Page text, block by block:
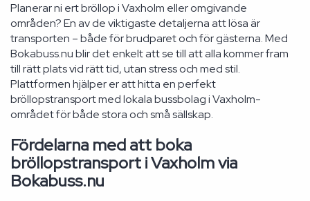
Planerar ni ert bröllop i Vaxholm eller omgivande
områden? En av de viktigaste detaljerna att lösa är
transporten – både för brudparet och för gästerna. Med
Bokabuss.nu blir det enkelt att se till att alla kommer fram
till rätt plats vid rätt tid, utan stress och med stil.
Plattformen hjälper er att hitta en perfekt
bröllopstransport med lokala bussbolag i Vaxholm-
området för både stora och små sällskap.
Fördelarna med att boka
bröllopstransport i Vaxholm via
Bokabuss.nu